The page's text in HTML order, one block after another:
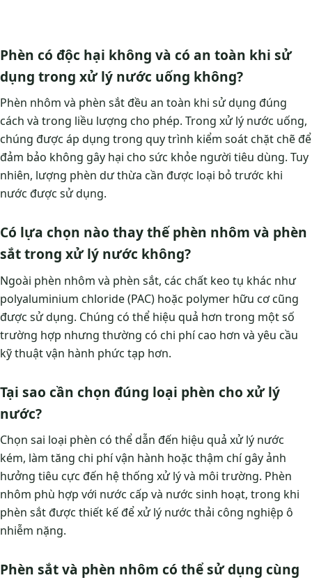
Phèn có độc hại không và có an toàn khi sử
dụng trong xử lý nước uống không?
Phèn nhôm và phèn sắt đều an toàn khi sử dụng đúng
cách và trong liều lượng cho phép. Trong xử lý nước uống,
chúng được áp dụng trong quy trình kiểm soát chặt chẽ để
đảm bảo không gây hại cho sức khỏe người tiêu dùng. Tuy
nhiên, lượng phèn dư thừa cần được loại bỏ trước khi
nước được sử dụng.
Có lựa chọn nào thay thế phèn nhôm và phèn
sắt trong xử lý nước không?
Ngoài phèn nhôm và phèn sắt, các chất keo tụ khác như
polyaluminium chloride (PAC) hoặc polymer hữu cơ cũng
được sử dụng. Chúng có thể hiệu quả hơn trong một số
trường hợp nhưng thường có chi phí cao hơn và yêu cầu
kỹ thuật vận hành phức tạp hơn.
Tại sao cần chọn đúng loại phèn cho xử lý
nước?
Chọn sai loại phèn có thể dẫn đến hiệu quả xử lý nước
kém, làm tăng chi phí vận hành hoặc thậm chí gây ảnh
hưởng tiêu cực đến hệ thống xử lý và môi trường. Phèn
nhôm phù hợp với nước cấp và nước sinh hoạt, trong khi
phèn sắt được thiết kế để xử lý nước thải công nghiệp ô
nhiễm nặng.
Phèn sắt và phèn nhôm có thể sử dụng cùng